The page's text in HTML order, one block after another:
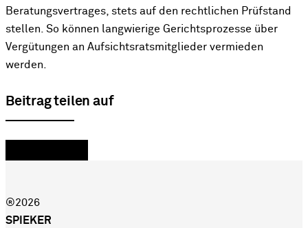
Beratungsvertrages, stets auf den rechtlichen Prüfstand
stellen. So können langwierige Gerichtsprozesse über
Vergütungen an Aufsichtsratsmitglieder vermieden
werden.
Beitrag teilen auf
®2026
SPIEKER